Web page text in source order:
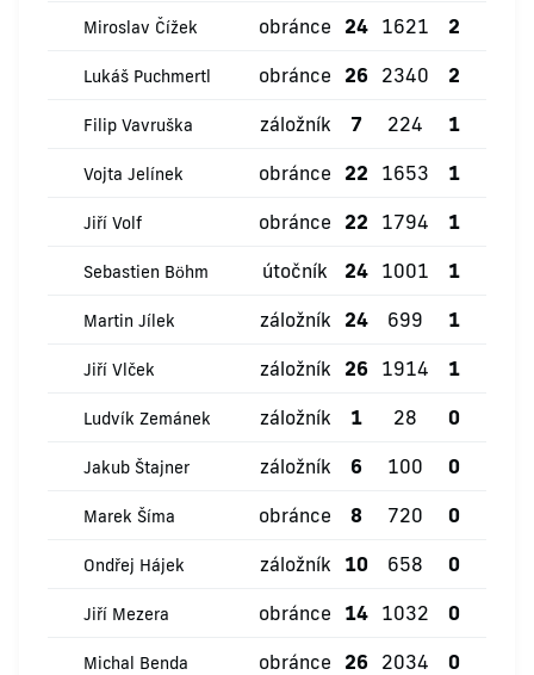
Miroslav Čížek obránce 24 1621 2
Lukáš Puchmertl obránce 26 2340 2
Filip Vavruška záložník 7 224 1
Vojta Jelínek obránce 22 1653 1
Jiří Volf obránce 22 1794 1
Sebastien Böhm útočník 24 1001 1
Martin Jílek záložník 24 699 1
Jiří Vlček záložník 26 1914 1
Ludvík Zemánek záložník 1 28 0
Jakub Štajner záložník 6 100 0
Marek Šíma obránce 8 720 0
Ondřej Hájek záložník 10 658 0
Jiří Mezera obránce 14 1032 0
Michal Benda obránce 26 2034 0